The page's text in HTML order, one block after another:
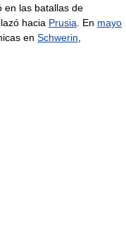
en las batallas de
hacia Prusia . En mayo
en Schwerin